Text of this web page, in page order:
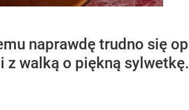
naprawdę trudno się
walką o piękną